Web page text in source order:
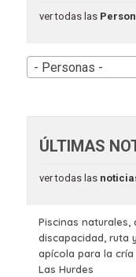
ver todas las
- Personas -
ÚLTIMAS
ver todas las
Piscinas
discapacidad, ruta
apícola para la
Las Hurdes